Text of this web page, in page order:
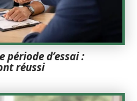
période d’essai :
réussi